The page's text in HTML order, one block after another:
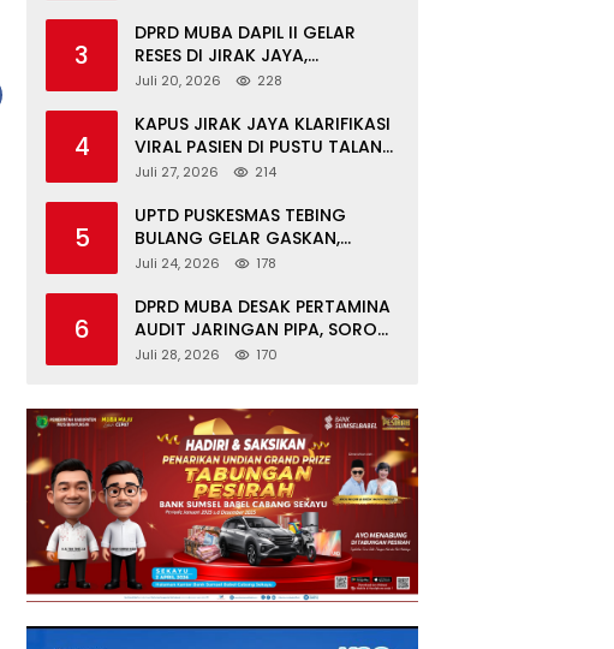
FORKOPIMCAM DAN DPRD
MUBA
3
DPRD MUBA DAPIL II GELAR
RESES DI JIRAK JAYA,
SERAHKAN BANTOR DAN
TPS 3R
Juli 20, 2026 228
4
KAPUS JIRAK JAYA KLARIFIKASI
VIRAL PASIEN DI PUSTU TALANG
MANDUNG: ITU MISKOMUNIKASI
Juli 27, 2026 214
5
UPTD PUSKESMAS TEBING
BULANG GELAR GASKAN,
LAYANI PEMERIKSAAN
DI SUNGAI KERUH
Juli 24, 2026 178
6
DPRD MUBA DESAK PERTAMINA
AUDIT JARINGAN PIPA, SOROTI
KESELAMATAN WARGA JIRAK
Juli 28, 2026 170